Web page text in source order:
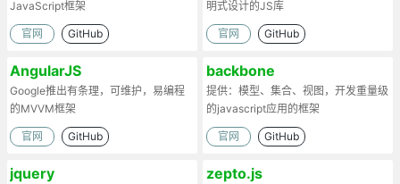
JavaScript框架
官网 GitHub
明式设计的JS库
官网 GitHub
AngularJS
Google推出有条理，可维护，易编程
的MVVM框架
官网 GitHub
backbone
提供：模型、集合、视图，开发重量级
的javascript应用的框架
官网 GitHub
jquery zepto.js